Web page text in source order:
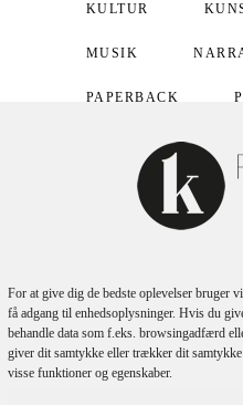
For at give dig de bedste oplevelser bruger
få adgang til enhedsoplysninger. Hvis du
behandle data som f.eks. browsingadfærd
giver dit samtykke eller trækker dit
visse funktioner og egenskaber.
KULTUR
MUSIK
PAPERBACK
PÆDAGOGIK
UNDERVISNING